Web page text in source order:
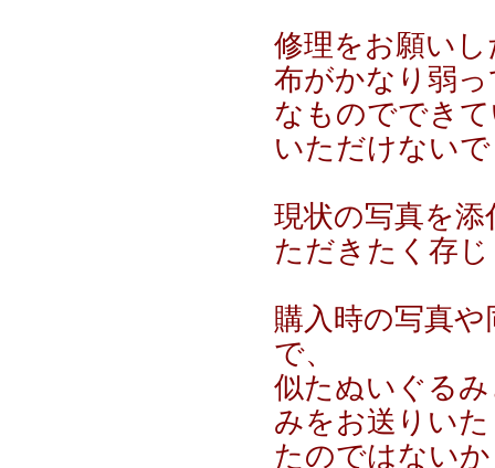
修理をお願い
布がかなり弱
なものででき
いただけない
現状の写真を
ただきたく存
購入時の写真
で、
似たぬいぐる
みをお送りい
たのではない